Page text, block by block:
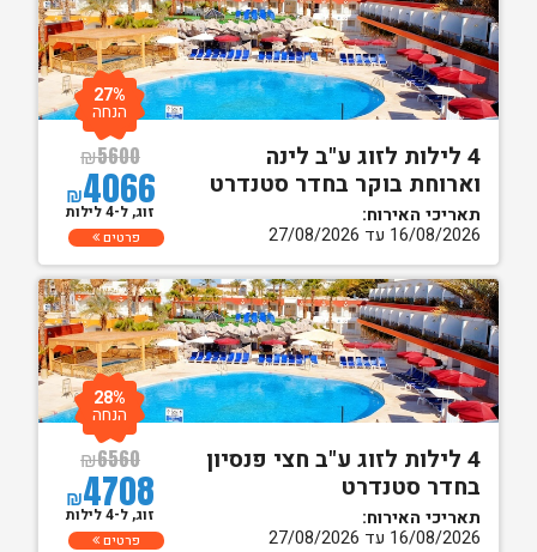
4 לילות לזוג ע"ב לינה
וארוחת בוקר בחדר סטנדרט
תאריכי האירוח:
16/08/2026 עד 27/08/2026
₪5600
₪4066
27%
הנחה
זוג, ל-4 לילות
פרטים
4 לילות לזוג ע"ב חצי פנסיון
בחדר סטנדרט
תאריכי האירוח:
16/08/2026 עד 27/08/2026
₪6560
₪4708
28%
הנחה
זוג, ל-4 לילות
פרטים